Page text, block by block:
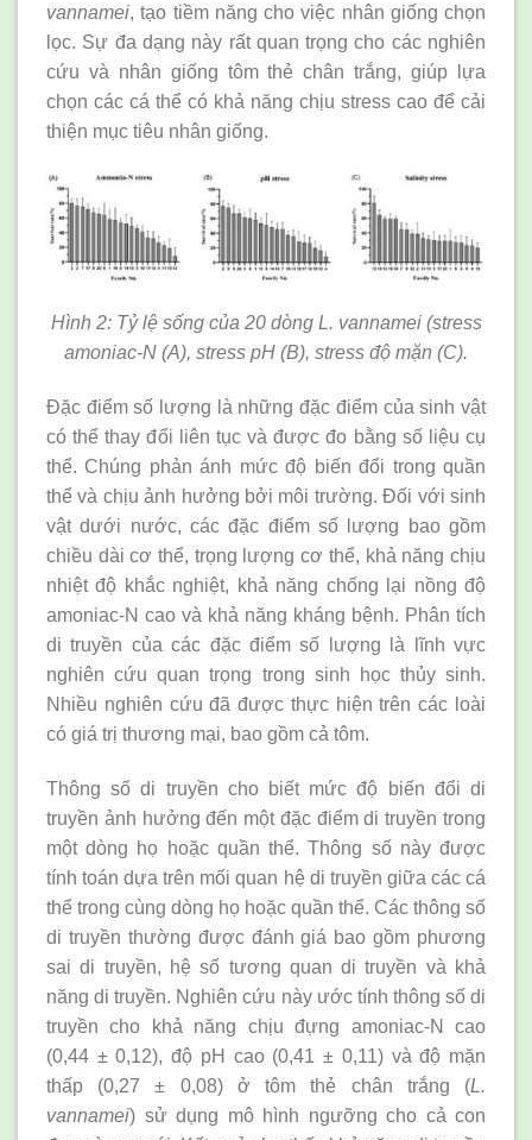
vannamei, tạo tiềm năng cho việc nhân giống chọn
lọc. Sự đa dạng này rất quan trọng cho các nghiên
cứu và nhân giống tôm thẻ chân trắng, giúp lựa
chọn các cá thể có khả năng chịu stress cao để cải
thiện mục tiêu nhân giống.
Hình 2: Tỷ lệ sống của 20 dòng L. vannamei (stress
amoniac-N (A), stress pH (B), stress độ mặn (C).
Đặc điểm số lượng là những đặc điểm của sinh vật
có thể thay đổi liên tục và được đo bằng số liệu cụ
thể. Chúng phản ánh mức độ biến đổi trong quần
thể và chịu ảnh hưởng bởi môi trường. Đối với sinh
vật dưới nước, các đặc điểm số lượng bao gồm
chiều dài cơ thể, trọng lượng cơ thể, khả năng chịu
nhiệt độ khắc nghiệt, khả năng chống lại nồng độ
amoniac-N cao và khả năng kháng bệnh. Phân tích
di truyền của các đặc điểm số lượng là lĩnh vực
nghiên cứu quan trọng trong sinh học thủy sinh.
Nhiều nghiên cứu đã được thực hiện trên các loài
có giá trị thương mại, bao gồm cả tôm.
Thông số di truyền cho biết mức độ biến đổi di
truyền ảnh hưởng đến một đặc điểm di truyền trong
một dòng họ hoặc quần thể. Thông số này được
tính toán dựa trên mối quan hệ di truyền giữa các cá
thể trong cùng dòng họ hoặc quần thể. Các thông số
di truyền thường được đánh giá bao gồm phương
sai di truyền, hệ số tương quan di truyền và khả
năng di truyền. Nghiên cứu này ước tính thông số di
truyền cho khả năng chịu đựng amoniac-N cao
(0,44 ± 0,12), độ pH cao (0,41 ± 0,11) và độ mặn
thấp (0,27 ± 0,08) ở tôm thẻ chân trắng (L.
vannamei) sử dụng mô hình ngưỡng cho cả con